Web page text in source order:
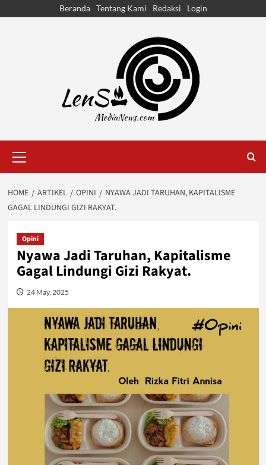
Beranda Tentang Kami Redaksi Login
Menu
HOME ARTIKEL OPINI
NYAWA JADI TARUHAN, KAPITALISME
GAGAL LINDUNGI GIZI RAKYAT.
Opini
Nyawa Jadi Taruhan, Kapitalisme
Gagal Lindungi Gizi Rakyat.
24 May, 2025